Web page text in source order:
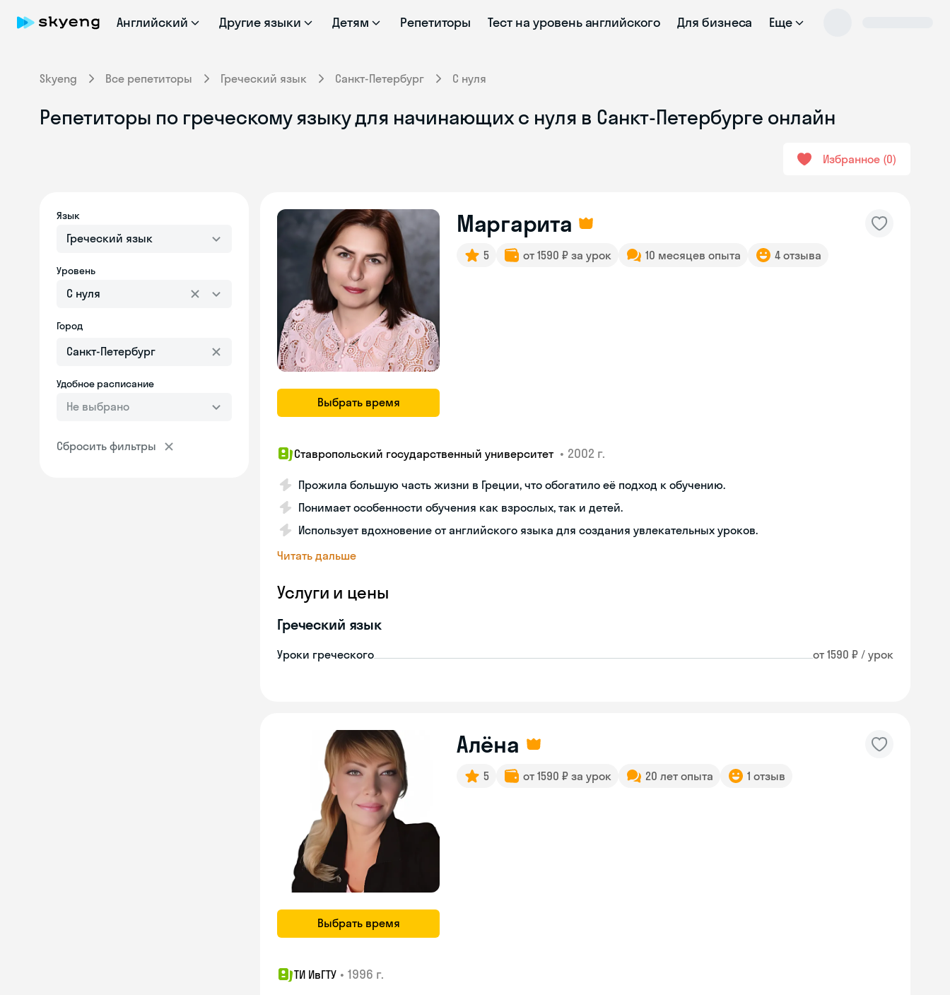
Английский Другие языки Детям Репетиторы Тест на уровень английского Для бизнеса Еще
Skyeng Все репетиторы Греческий язык Санкт-Петербург С нуля
Репетиторы по греческому языку для начинающих с нуля в Санкт-Петербурге онлайн
Избранное 0
Язык
Греческий язык
Уровень
С нуля
Город
Удобное расписание
Не выбрано
Сбросить фильтры
Выбрать время
Маргарита
5 от 1590 ₽ за урок 10 месяцев опыта 4 отзыва
Ставропольский государственный университет • 2002 г.
Прожила большую часть жизни в Греции, что обогатило её подход к обучению.
Понимает особенности обучения как взрослых, так и детей.
Использует вдохновение от английского языка для создания увлекательных уроков.
Читать дальше
Услуги и цены
Греческий язык
Уроки греческого от 1590 ₽ / урок
Выбрать время
Алёна
5 от 1590 ₽ за урок 20 лет опыта 1 отзыв
ТИ ИвГТУ • 1996 г.